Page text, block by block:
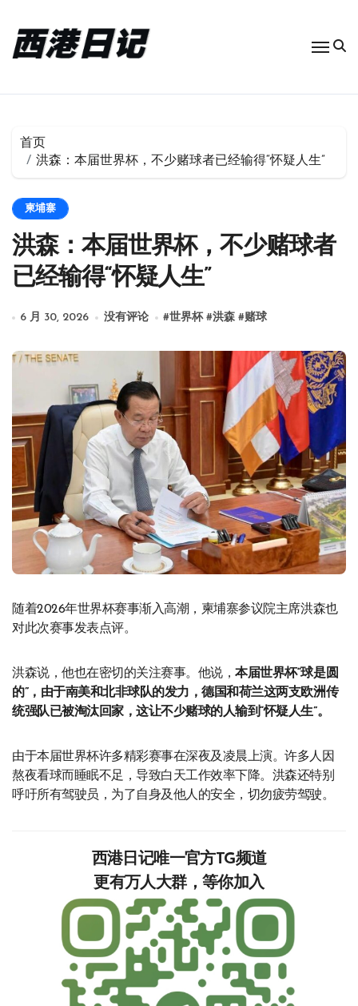
首页
洪森：本届世界杯，不少赌球者已经输得“怀疑人生”
柬埔寨
洪森：本届世界杯，不少赌球者
已经输得“怀疑人生”
6 月 30, 2026 没有评论 #世界杯 #洪森 #赌球
随着2026年世界杯赛事渐入高潮，柬埔寨参议院主席洪森也
对此次赛事发表点评。
洪森说，他也在密切的关注赛事。他说，本届世界杯“球是圆
的”，由于南美和北非球队的发力，德国和荷兰这两支欧洲传
统强队已被淘汰回家，这让不少赌球的人输到“怀疑人生”。
由于本届世界杯许多精彩赛事在深夜及凌晨上演。许多人因
熬夜看球而睡眠不足，导致白天工作效率下降。洪森还特别
呼吁所有驾驶员，为了自身及他人的安全，切勿疲劳驾驶。
西港日记唯一官方TG频道
更有万人大群，等你加入‍‍‍‍‍‍‍‍‍‍‍‍‍